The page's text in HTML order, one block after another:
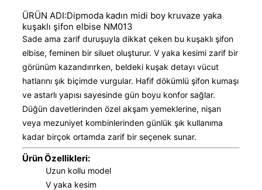
ÜRÜN ADI:Dipmoda kadın midi boy kruvaze yaka
kuşaklı şifon elbise NM013
Sade ama zarif duruşuyla dikkat çeken bu kuşaklı şifon
elbise, feminen bir siluet oluşturur. V yaka kesimi zarif bir
görünüm kazandırırken, beldeki kuşak detayı vücut
hatlarını şık biçimde vurgular. Hafif dökümlü şifon kumaşı
ve astarlı yapısı sayesinde gün boyu konfor sağlar.
Düğün davetlerinden özel akşam yemeklerine, nişan
veya mezuniyet kombinlerinden günlük şık kullanıma
kadar birçok ortamda zarif bir seçenek sunar.
Ürün Özellikleri:
Uzun kollu model
V yaka kesim